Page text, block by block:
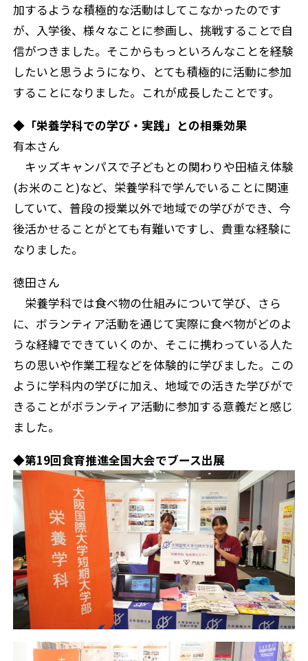
加するような積極的な活動はしてこなかったのです
が、入学後、様々なことに参画し、挑戦することで自
信がつきました。そこからもっといろんなことを経験
したいと思うようになり、とても積極的に活動に参加
することになりました。これが成長したことです。
◆「栄養学科での学び・実践」との相乗効果
有本さん
キッズキャンパスで子どもとの関わりや田植え体験
(お米のこと)など、栄養学科で学んでいることに関連
していて、普段の授業以外で地域での学びができ、今
後活かせることがとても有難いですし、貴重な経験に
なりました。
徳田さん
栄養学科では食べ物の仕組みについて学び、さら
に、ボランティア活動を通じて実際に食べ物がどのよ
うな経緯でできていくのか、そこに携わっている人た
ちの思いや作業工程などを体験的に学びました。この
ように学科内の学びに加え、地域での活きた学びがで
きることがボランティア活動に参加する意義だと感じ
ました。
◆第19回食育推進全国大会でブース出展